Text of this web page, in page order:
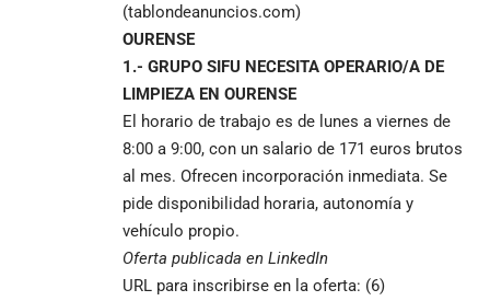
(tablondeanuncios.com)
OURENSE
1.- GRUPO SIFU NECESITA OPERARIO/A DE
LIMPIEZA EN OURENSE
El horario de trabajo es de lunes a viernes de
8:00 a 9:00, con un salario de 171 euros brutos
al mes. Ofrecen incorporación inmediata. Se
pide disponibilidad horaria, autonomía y
vehículo propio.
Oferta publicada en LinkedIn
URL para inscribirse en la oferta: (6)